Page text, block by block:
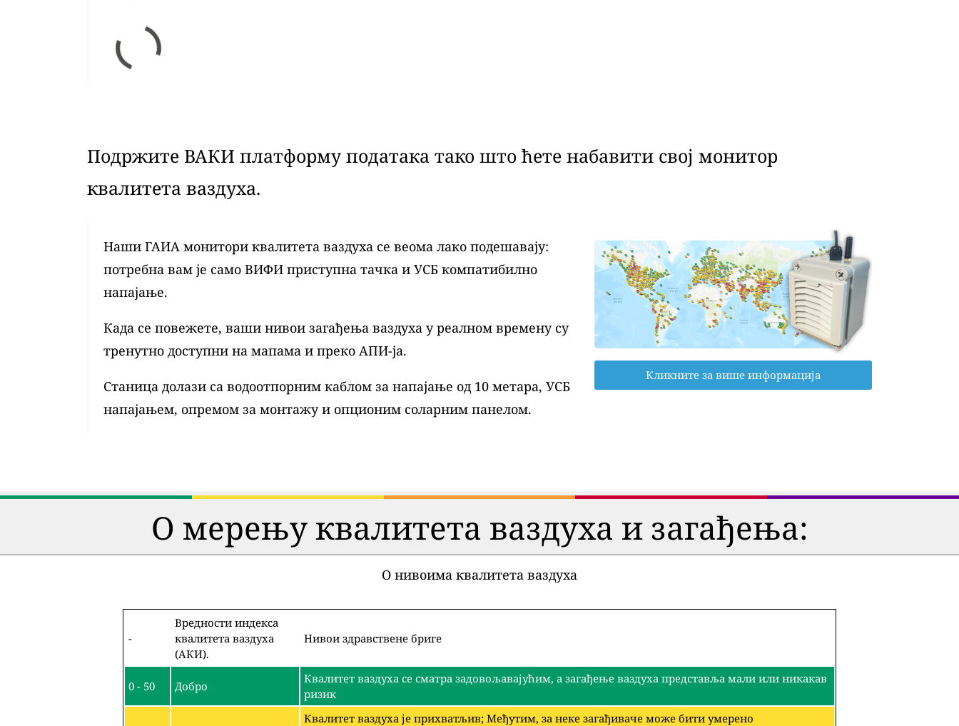
Подржите ВАКИ платформу података тако што ћете набавити свој монитор
квалитета ваздуха.
Наши ГАИА монитори квалитета ваздуха се веома лако подешавају:
потребна вам је само ВИФИ приступна тачка и УСБ компатибилно
напајање.
Када се повежете, ваши нивои загађења ваздуха у реалном времену су
тренутно доступни на мапама и преко АПИ-ја.
Станица долази са водоотпорним каблом за напајање од 10 метара, УСБ
напајањем, опремом за монтажу и опционим соларним панелом.
Кликните за више информација
О мерењу квалитета ваздуха и загађења:
О нивоима квалитета ваздуха
-
Вредности индекса
квалитета ваздуха
(АКИ).
Нивои здравствене бриге
0 - 50 Добро
Квалитет ваздуха се сматра задовољавајућим, а загађење ваздуха представља мали или никакав
ризик
Квалитет ваздуха је прихватљив; Међутим, за неке загађиваче може бити умерено